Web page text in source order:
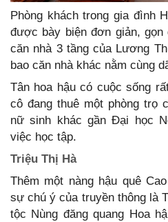
Phòng khách trong gia đình
được bày biện đơn giản, gọn
căn nhà 3 tầng của Lương
bao căn nhà khác nằm cùng
Tân hoa hậu có cuộc sống
cô đang thuê một phòng trọ
nữ sinh khác gần Đại học
việc học tập.
Triệu Thị Hà
Thêm một nàng hậu quê
sự chú ý của truyền thông là
tộc Nùng đăng quang Hoa